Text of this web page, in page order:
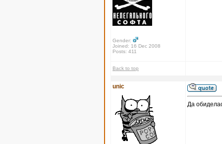
Gender:
Joined: 16 Dec 2008
Posts: 411
Back to top
unic
Да